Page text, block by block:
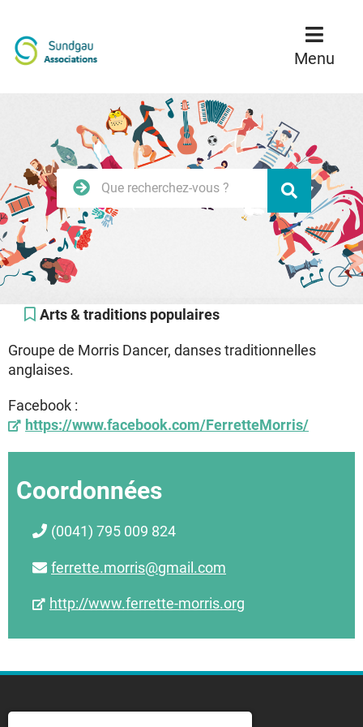
Menu
Rechercher
sur
le
site
Valider
Arts & traditions populaires
Groupe de Morris Dancer, danses traditionnelles
anglaises.
Facebook :
https://www.facebook.com/FerretteMorris/
Coordonnées
(0041) 795 009 824
ferrette.morris@gmail.com
http://www.ferrette-morris.org